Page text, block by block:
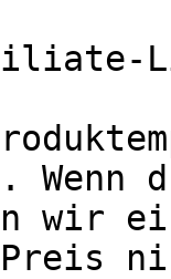
wir